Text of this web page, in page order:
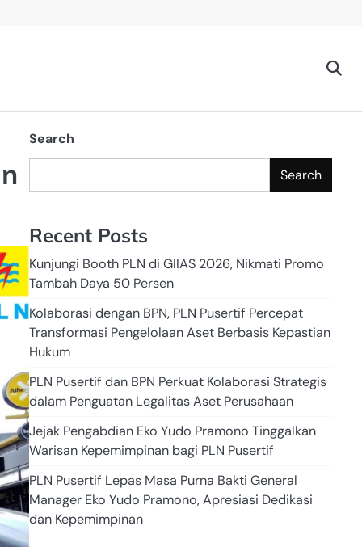
Search
Search
Recent Posts
Kunjungi Booth PLN di GIIAS 2026, Nikmati Promo
Tambah Daya 50 Persen
Kolaborasi dengan BPN, PLN Pusertif Percepat
Transformasi Pengelolaan Aset Berbasis Kepastian
Hukum
PLN Pusertif dan BPN Perkuat Kolaborasi Strategis
dalam Penguatan Legalitas Aset Perusahaan
Jejak Pengabdian Eko Yudo Pramono Tinggalkan
Warisan Kepemimpinan bagi PLN Pusertif
PLN Pusertif Lepas Masa Purna Bakti General
Manager Eko Yudo Pramono, Apresiasi Dedikasi
dan Kepemimpinan